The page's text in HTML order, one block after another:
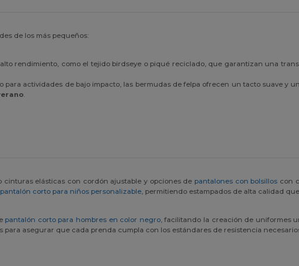
de los más pequeños:
rendimiento, como el tejido birdseye o piqué reciclado, que garantizan una
para actividades de bajo impacto, las bermudas de felpa ofrecen un tacto suave y
.
elásticas con cordón ajustable y opciones de pantalones con bolsillos con
pantalón corto para niños personalizable, permitiendo estampados de alta calidad
pantalón corto para hombres en color negro, facilitando la creación de uniformes
para asegurar que cada prenda cumpla con los estándares de resistencia